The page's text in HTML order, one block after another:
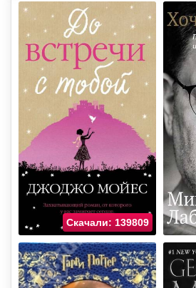
Скачали: 139809